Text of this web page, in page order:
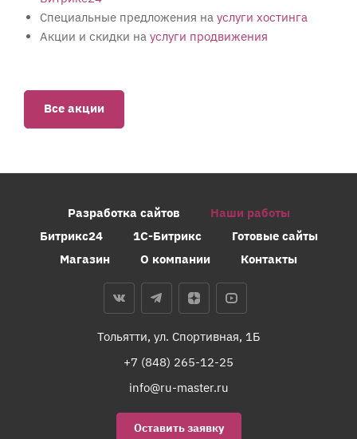
Специальные предложения на услуги хостинга
Акции и скидки на услуги продвижения
Все акции
Разработка сайтов
Наши работы
Битрикс24
1С-Битрикс
Готовые сайты
Магазин
О компании Контакты
Тольятти, ул. Спортивная, 1Б
+7 (848) 265-12-25
info@ru-master.ru
Оставить заявку